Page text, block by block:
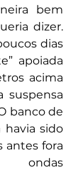
bem
dizer.
dias
apoiada
acima
suspensa
banco de
havia sido
antes fora
ondas